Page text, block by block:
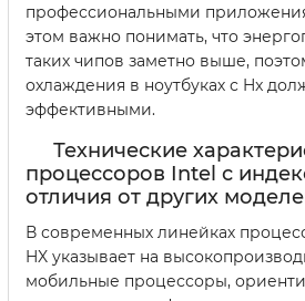
профессиональными
этом важно понимать, что
таких чипов заметно выше,
охлаждения в ноутбуках с Hx
эффективными.
Технические
процессоров Intel с
отличия от других
В современных линейках
HX указывает на
мобильные процессоры,